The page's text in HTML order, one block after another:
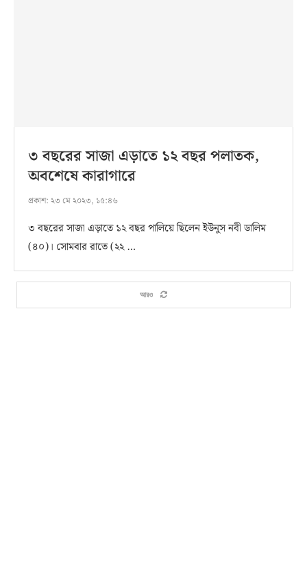
৩ বছরের সাজা এড়াতে ১২ বছর পলাতক,
অবশেষে কারাগারে
প্রকাশ: ২৩ মে ২০২৩, ১৫:৪৬
৩ বছরের সাজা এড়াতে ১২ বছর পালিয়ে ছিলেন ইউনুস নবী ডালিম
(৪০)। সোমবার রাতে (২২ …
আরও